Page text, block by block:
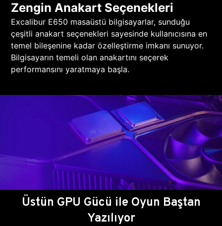
Zengin Anakart Seçenekleri
Excalibur E650 masaüstü bilgisayarlar, sunduğu
çeşitli anakart seçenekleri sayesinde kullanıcısına en
temel bileşenine kadar özelleştirme imkanı sunuyor.
Bilgisayarın temeli olan anakartını seçerek
performansını yaratmaya başla.
Üstün GPU Gücü ile Oyun Baştan
Yazılıyor